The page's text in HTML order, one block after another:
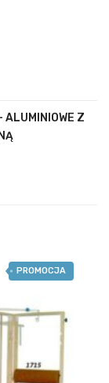
ALUMINIOWE Z
PROMOCJA